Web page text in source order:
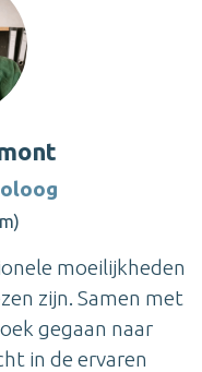
moeilijkheden
zijn. Samen met
gegaan naar
in de ervaren